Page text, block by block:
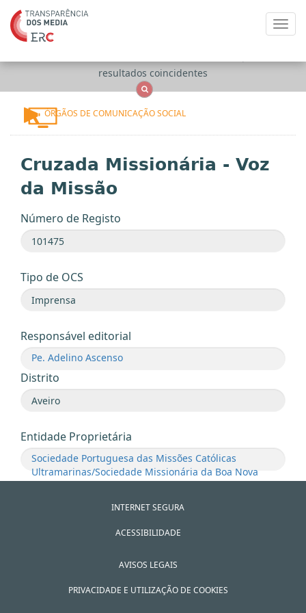
resultados coincidentes
ÓRGÃOS DE COMUNICAÇÃO SOCIAL
Cruzada Missionária - Voz
da Missão
Número de Registo
Tipo de OCS
Responsável editorial
Pe. Adelino Ascenso
Distrito
Entidade Proprietária
Sociedade Portuguesa das Missões Católicas
Ultramarinas/Sociedade Missionária da Boa Nova
INTERNET SEGURA
ACESSIBILIDADE
AVISOS LEGAIS
PRIVACIDADE E UTILIZAÇÃO DE COOKIES